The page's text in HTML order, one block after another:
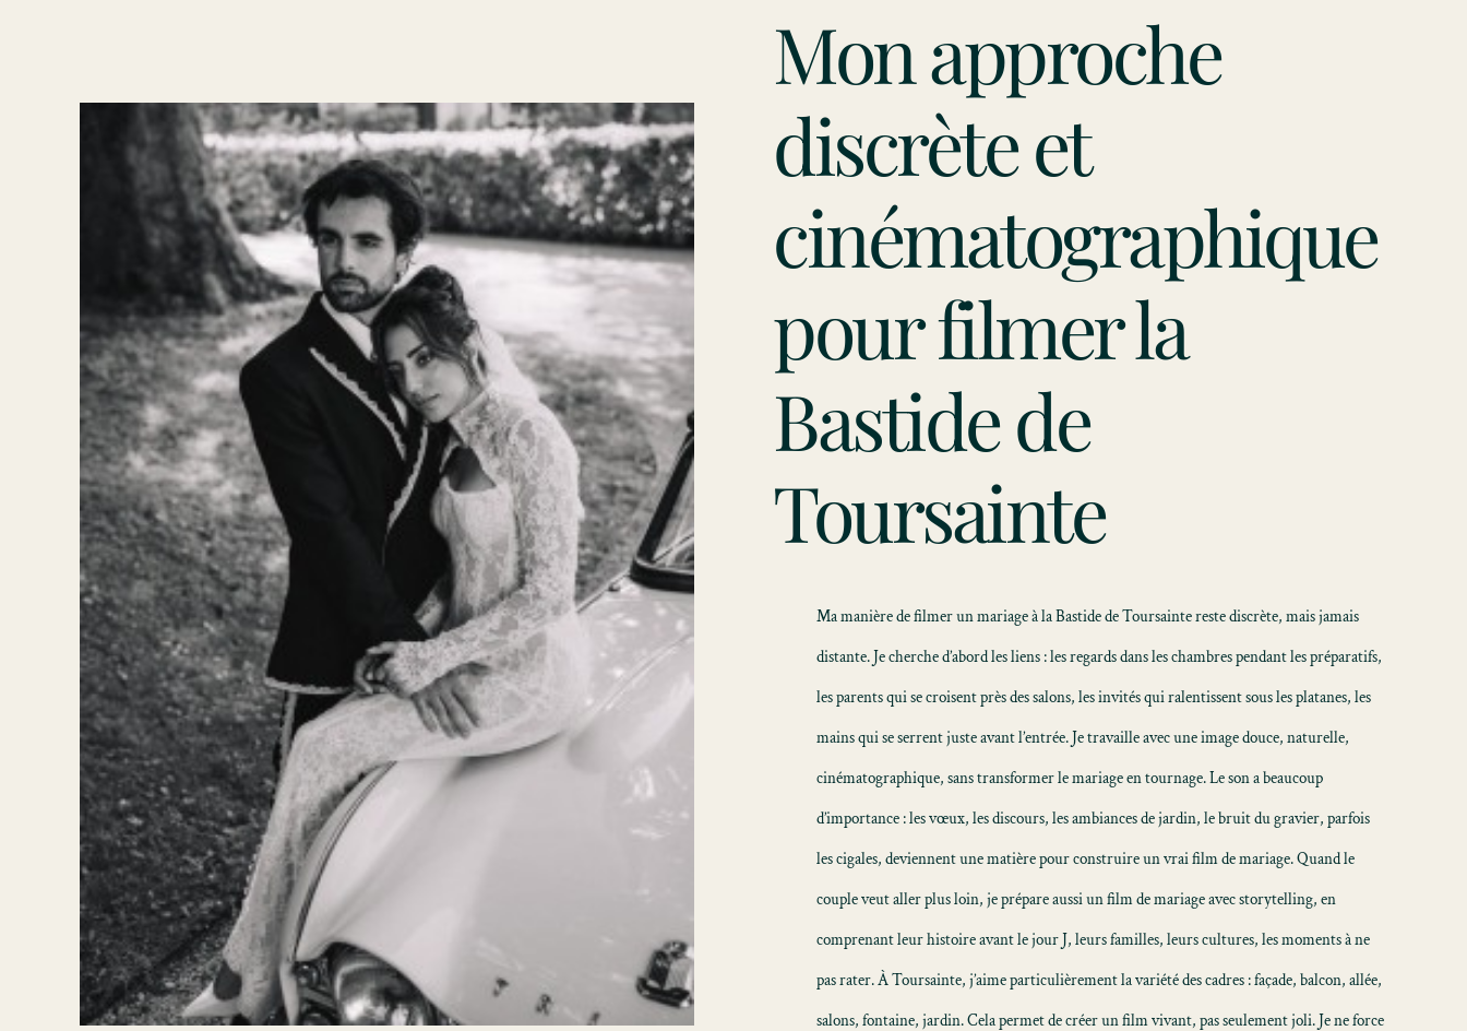
Mon approche
discrète et
cinématographique
pour filmer la
Bastide de
Toursainte
Ma manière de filmer un mariage à la Bastide de Toursainte reste discrète, mais jamais
distante. Je cherche d’abord les liens : les regards dans les chambres pendant les préparatifs,
les parents qui se croisent près des salons, les invités qui ralentissent sous les platanes, les
mains qui se serrent juste avant l’entrée. Je travaille avec une image douce, naturelle,
cinématographique, sans transformer le mariage en tournage. Le son a beaucoup
d’importance : les vœux, les discours, les ambiances de jardin, le bruit du gravier, parfois
les cigales, deviennent une matière pour construire un vraifilm de mariage. Quand le
couple veut aller plus loin, je prépare aussi unfilm de mariage avec storytelling, en
comprenant leur histoire avant le jour J, leurs familles, leurs cultures, les moments à ne
pas rater. À Toursainte, j’aime particulièrement la variété des cadres : façade, balcon, allée,
salons, fontaine, jardin. Cela permet de créer un film vivant, pas seulement joli. Je ne force